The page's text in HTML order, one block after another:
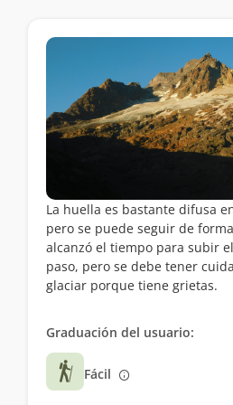
La huella es bastante difusa
pero se puede seguir de
alcanzó el tiempo para subir
paso, pero se debe tener
glaciar porque tiene grietas.
Graduación del usuario:
Fácil